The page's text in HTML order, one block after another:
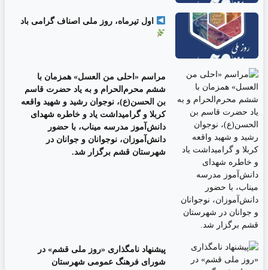
اول تیرماه، روز ملی اصناف گرامی باد
مراسم «احلی من العسل» همزمان با
ششم محرم‌الحرام و به یاد حضرت قاسم
بن الحسن(ع)، نوجوان رشید و شهید واقعه
کربلا و گرامیداشت یاد و خاطره شهدای
دانش‌آموز مدرسه میناب، با حضور
دانش‌آموزان، نوجوانان و جوانان در
شهرستان قشم برگزار شد.
پیشنهاد نامگذاری «روز ملی قشم» در
شورای فرهنگ عمومی شهرستان